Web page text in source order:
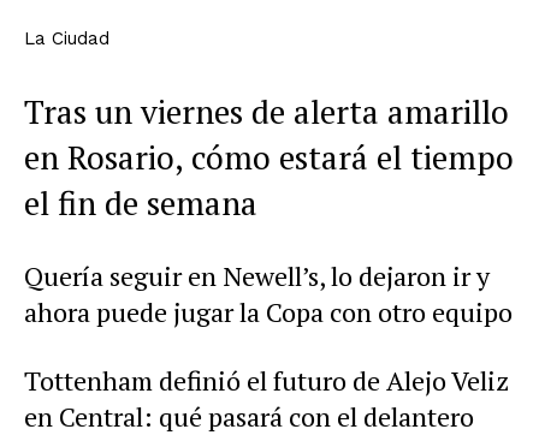
La Ciudad
Tras un viernes de alerta amarillo
en Rosario, cómo estará el tiempo
el fin de semana
Quería seguir en Newell’s, lo dejaron ir y
ahora puede jugar la Copa con otro equipo
Tottenham definió el futuro de Alejo Veliz
en Central: qué pasará con el delantero